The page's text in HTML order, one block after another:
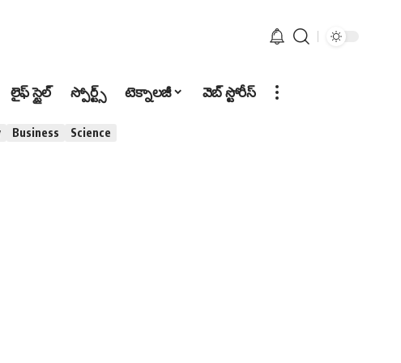
లైఫ్ స్టైల్ స్పోర్ట్స్ టెక్నాలజీ వెబ్ స్టోరీస్
Business Science